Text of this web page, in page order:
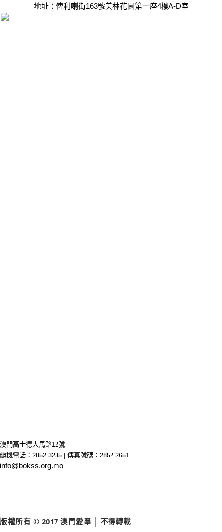
地址：俾利喇街163號美林花園第一座4樓A-D室
澳門高士德大馬路12號
總機電話：2852 3235 | 傳真號碼：2852 2651
info@bokss.org.mo
版權所有 © 2017 澳門愛羣 │ 不得轉載